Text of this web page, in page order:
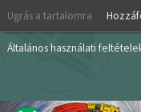
Skip
content
Ugrás a tartalomra
Általános használati